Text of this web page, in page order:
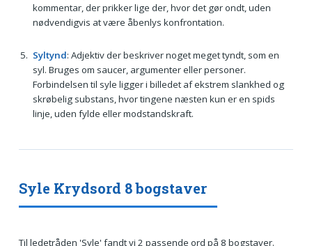
kommentar, der prikker lige der, hvor det gør ondt, uden
nødvendigvis at være åbenlys konfrontation.
Syltynd: Adjektiv der beskriver noget meget tyndt, som en
syl. Bruges om saucer, argumenter eller personer.
Forbindelsen til syle ligger i billedet af ekstrem slankhed og
skrøbelig substans, hvor tingene næsten kun er en spids
linje, uden fylde eller modstandskraft.
Syle Krydsord 8 bogstaver
Til ledetråden 'Syle' fandt vi 2 passende ord på 8 bogstaver.